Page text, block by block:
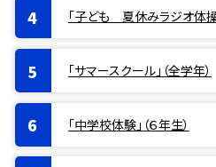
「子ども 夏休みラジオ体操
「サマースクール」（全学年）
「中学校体験」（６年生）